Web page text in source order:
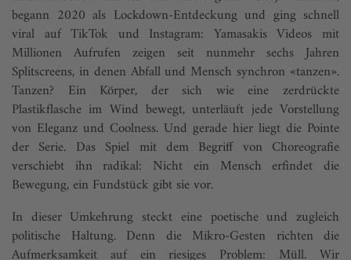
begann 2020 als Lockdown-Entdeckung und ging schnell
viral auf TikTok und Instagram: Yamasakis Videos mit
Millionen Aufrufen zeigen seit nunmehr sechs Jahren
Splitscreens, in denen Abfall und Mensch synchron «tanzen».
Tanzen? Ein Körper, der sich wie eine zerdrückte
Plastikflasche im Wind bewegt, unterläuft jede Vorstellung
von Eleganz und Coolness. Und gerade hier liegt die Pointe
der Serie. Das Spiel mit dem Begriff von Choreografie
verschiebt ihn radikal: Nicht ein Mensch erfindet die
Bewegung, ein Fundstück gibt sie vor.
In dieser Umkehrung steckt eine poetische und zugleich
politische Haltung. Denn die Mikro-Gesten richten die